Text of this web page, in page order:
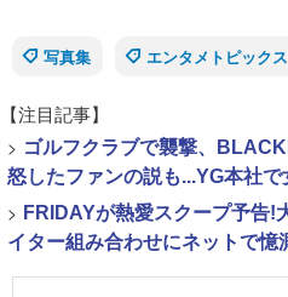
写真集
エンタメトピックス
【注目記事】
> ゴルフクラブで襲撃、
怒したファンの説も...YG本社で
> FRIDAYが熱愛スクープ予告!
イター組み合わせにネットで憶